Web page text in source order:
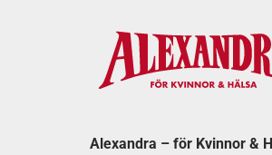
Alexandra – för Kvinnor &